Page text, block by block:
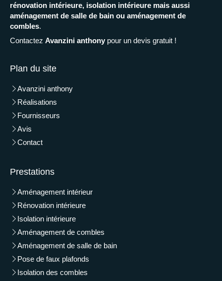
rénovation intérieure, isolation intérieure mais aussi
aménagement de salle de bain ou aménagement de
combles.
Contactez Avanzini anthony pour un devis gratuit !
Plan du site
Avanzini anthony
Réalisations
Fournisseurs
Avis
Contact
Prestations
Aménagement intérieur
Rénovation intérieure
Isolation intérieure
Aménagement de combles
Aménagement de salle de bain
Pose de faux plafonds
Isolation des combles